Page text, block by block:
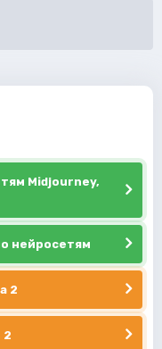
Midjourney,
нейросетям
2
2